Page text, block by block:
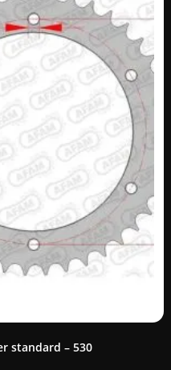
standard – 530